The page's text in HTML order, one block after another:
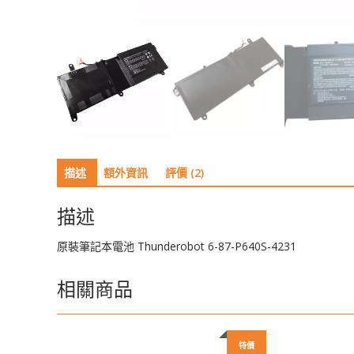
描述 額外資訊 評價 (2)
描述
原裝筆記本電池 Thunderobot 6-87-P640S-4231
相關商品
特價